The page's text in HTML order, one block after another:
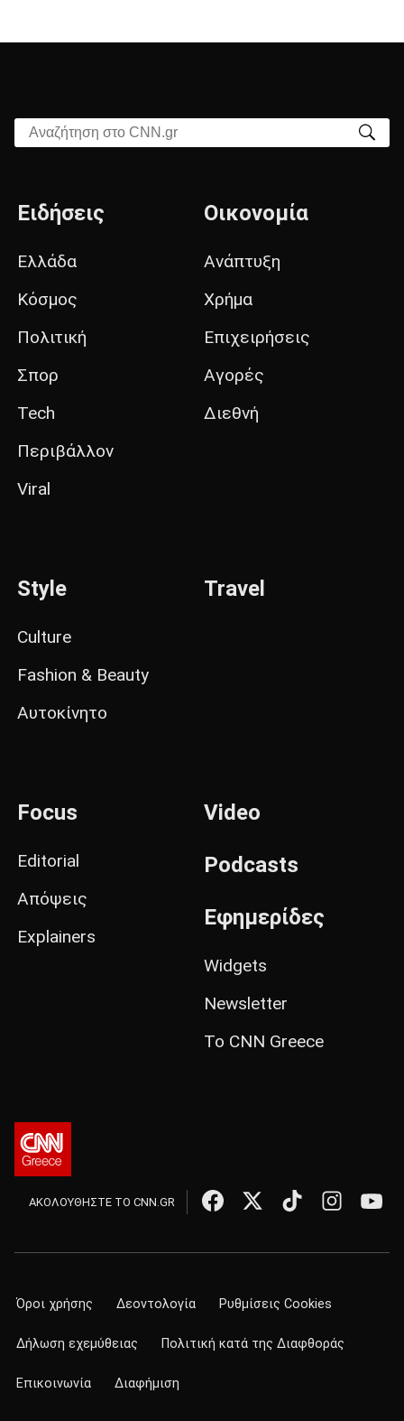
Αναζήτηση στο CNN.gr
Ειδήσεις
Ελλάδα
Κόσμος
Πολιτική
Σπορ
Tech
Περιβάλλον
Viral
Οικονομία
Ανάπτυξη
Χρήμα
Επιχειρήσεις
Αγορές
Διεθνή
Style
Culture
Fashion & Beauty
Αυτοκίνητο
Travel
Focus
Editorial
Απόψεις
Explainers
Video
Podcasts
Εφημερίδες
Widgets
Newsletter
Το CNN Greece
ΑΚΟΛΟΥΘΗΣΤΕ ΤΟ CNN.GR
Όροι χρήσης Δεοντολογία Ρυθμίσεις Cookies
Δήλωση εχεμύθειας Πολιτική κατά της Διαφθοράς
Επικοινωνία Διαφήμιση